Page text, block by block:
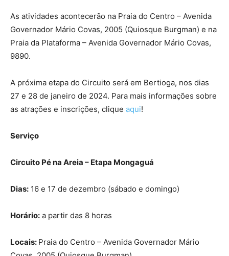
As atividades acontecerão na Praia do Centro – Avenida
Governador Mário Covas, 2005 (Quiosque Burgman) e na
Praia da Plataforma – Avenida Governador Mário Covas,
9890.
A próxima etapa do Circuito será em Bertioga, nos dias
27 e 28 de janeiro de 2024. Para mais informações sobre
as atrações e inscrições, clique aqui!
Serviço
Circuito Pé na Areia – Etapa Mongaguá
Dias: 16 e 17 de dezembro (sábado e domingo)
Horário: a partir das 8 horas
Locais: Praia do Centro – Avenida Governador Mário